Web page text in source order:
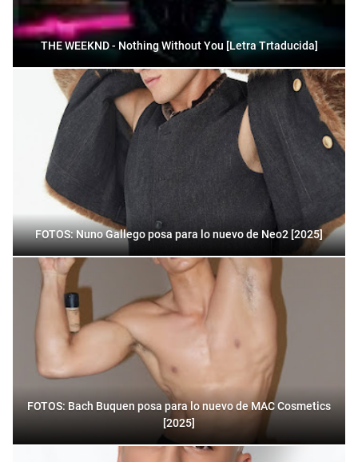
THE WEEKND - Nothing Without You [Letra Trtaducida]
FOTOS: Nuno Gallego posa para lo nuevo de Neo2 [2025]
FOTOS: Bach Buquen posa para lo nuevo de MAC Cosmetics
[2025]